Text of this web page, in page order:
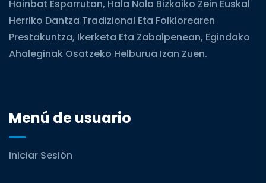
Hainbat Esparrutan, Hala Nola Bizkaiko Zein Euskal
Herriko Dantza Tradizional Eta Folklorearen
Prestakuntza, Ikerketa Eta Zabalpenean, Egindako
Ahaleginak Osatzeko Helburua Izan Zuen.
Menú de usuario
Iniciar Sesión